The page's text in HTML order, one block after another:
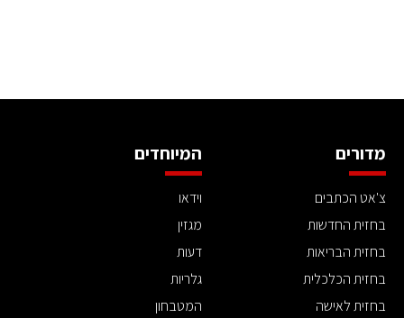
מדורים
צ'אט הכתבים
בחזית החדשות
בחזית הבריאות
בחזית הכלכלית
בחזית לאישה
המיוחדים
וידאו
מגזין
דעות
גלריות
המטבחון